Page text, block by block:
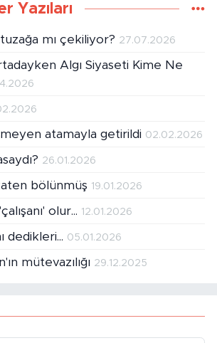
Yazıları
mı çekiliyor? 27.07.2026
Algı Siyaseti Kime Ne
atamayla getirildi 02.02.2026
26.01.2026
bölünmüş 19.01.2026
olur... 12.01.2026
dedikleri... 05.01.2026
mütevazılığı 29.12.2025